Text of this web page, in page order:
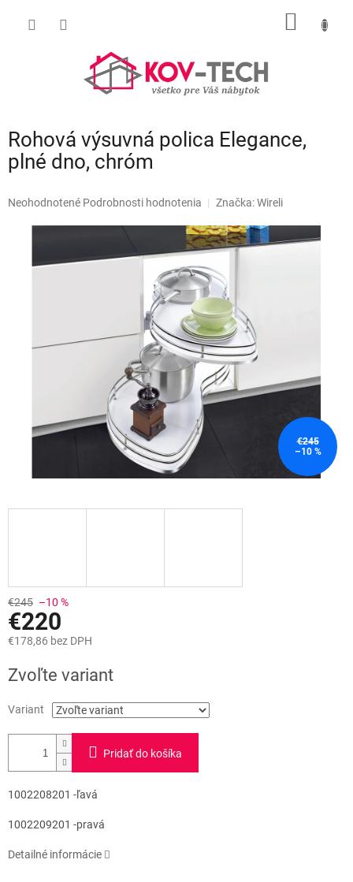
Rohová výsuvná polica Elegance,
plné dno, chróm
Priemerné
Neohodnotené Podrobnosti hodnotenia Značka:Wireli
€245
–10 %
€245 –10 %
€220
€178,86 bez DPH
cena:
Zvoľte variant
Variant
Pridať do košíka
1002208201 -ľavá
1002209201 -pravá
Detailné informácie